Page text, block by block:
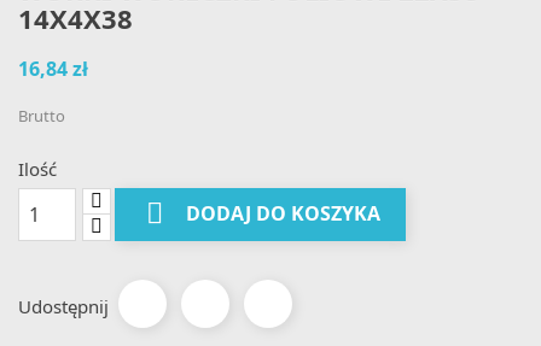
14X4X38
16,84 zł
Brutto
Ilość
 DODAJ DO KOSZYKA
Udostępnij